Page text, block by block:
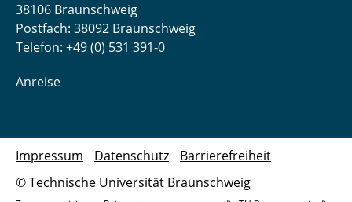
38106 Braunschweig
Postfach: 38092 Braunschweig
Telefon: +49 (0) 531 391-0
Anreise
© Technische Universität Braunschweig
Impressum Datenschutz Barrierefreiheit